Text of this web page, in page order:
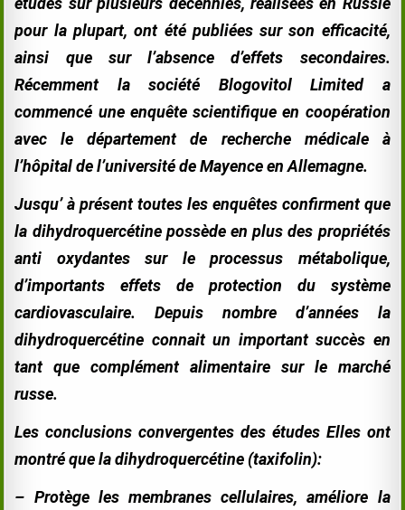
pour la plupart, ont été publiées sur son efficacité,
ainsi que sur l’absence d’effets secondaires.
Récemment la société Blogovitol Limited a
commencé une enquête scientifique en coopération
avec le département de recherche médicale à
l’hôpital de l’université de Mayence en Allemagne.
Jusqu’ à présent toutes les enquêtes confirment que
la dihydroquercétine possède en plus des propriétés
anti oxydantes sur le processus métabolique,
d’importants effets de protection du système
cardiovasculaire. Depuis nombre d’années la
dihydroquercétine connait un important succès en
tant que complément alimentaire sur le marché
russe.
Les conclusions convergentes des études Elles ont
montré que la dihydroquercétine (taxifolin):
– Protège les membranes cellulaires, améliore la